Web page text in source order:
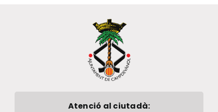
Atenció al ciutadà: